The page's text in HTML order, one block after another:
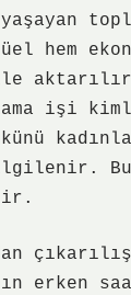
hem
işi
Bu
erken